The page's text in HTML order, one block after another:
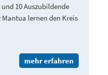
10 Auszubildende
lernen den Kreis
mehr erfahren